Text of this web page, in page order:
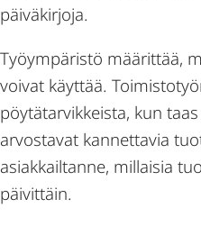
päiväkirjoja.
Työympäristö määrittää,
voivat käyttää.
pöytätarvikkeista, kun
arvostavat kannettavia
asiakkailtanne, millaisia
päivittäin.